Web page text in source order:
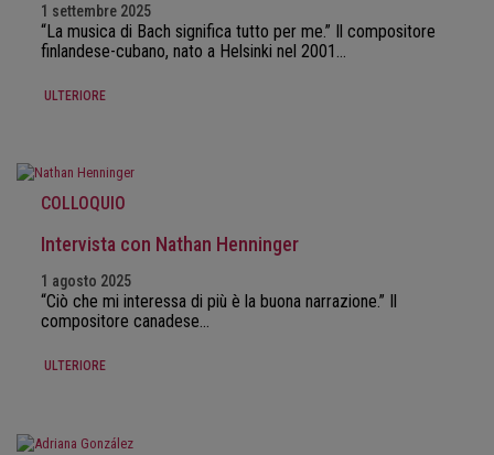
1 settembre 2025
“La musica di Bach significa tutto per me.” Il compositore
finlandese-cubano, nato a Helsinki nel 2001…
ULTERIORE
COLLOQUIO
Intervista con Nathan Henninger
1 agosto 2025
“Ciò che mi interessa di più è la buona narrazione.” Il
compositore canadese…
ULTERIORE